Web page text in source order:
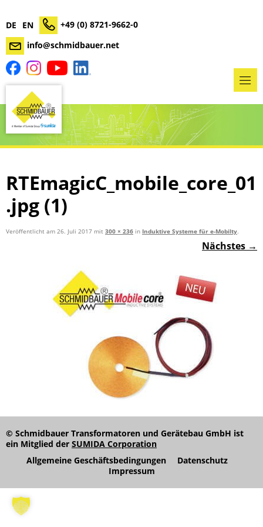
DE EN
+49 (0) 8721-9662-0
info@schmidbauer.net
RTEmagicC_mobile_core_01
.jpg (1)
Veröffentlicht am 26. Juli 2017 mit 300 × 236 in Induktive Systeme für e-Mobilty.
Nächstes →
© Schmidbauer Transformatoren und Gerätebau GmbH ist
ein Mitglied der SUMIDA Corporation
Allgemeine Geschäftsbedingungen
Datenschutz
Impressum